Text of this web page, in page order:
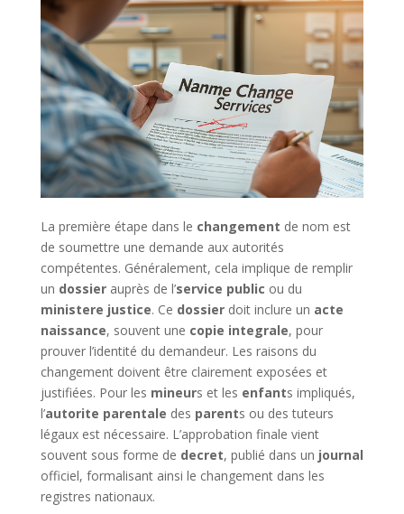
La première étape dans le changement de nom est
de soumettre une demande aux autorités
compétentes. Généralement, cela implique de remplir
un dossierauprès de l’service public ou du
ministere justice. Ce dossierdoit inclure un acte
naissance, souvent une copie integrale, pour
prouver l’identité du demandeur. Les raisons du
changement doivent être clairement exposées et
justifiées. Pour les mineurs et les enfants impliqués,
l’autorite parentale des parents ou des tuteurs
légaux est nécessaire. L’approbation finale vient
souvent sous forme de decret, publié dans un journal
officiel, formalisant ainsi le changement dans les
registres nationaux.